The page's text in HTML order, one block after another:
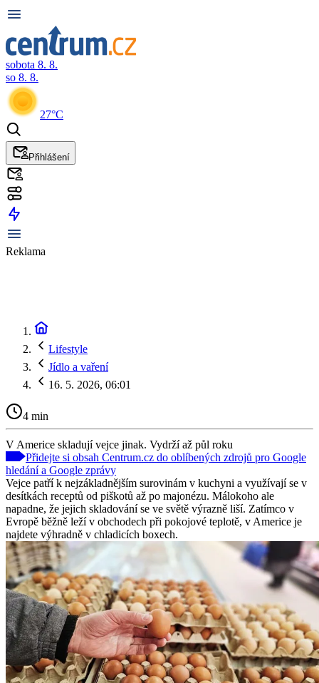
sobota 8. 8.
so 8. 8.
27°C
Přihlášení
Reklama
Lifestyle
Jídlo a vaření
16. 5. 2026, 06:01
4 min
V Americe skladují vejce jinak. Vydrží až půl roku
Přidejte si obsah Centrum.cz do oblíbených zdrojů pro Google
hledání a Google zprávy
Vejce patří k nejzákladnějším surovinám v kuchyni a využívají se v
desítkách receptů od piškotů až po majonézu. Málokoho ale
napadne, že jejich skladování se ve světě výrazně liší. Zatímco v
Evropě běžně leží v obchodech při pokojové teplotě, v Americe je
najdete výhradně v chladicích boxech.